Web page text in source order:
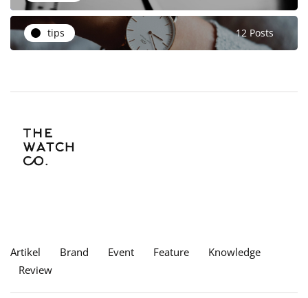
tips 12 Posts
Artikel Brand Event Feature
Knowledge
Review